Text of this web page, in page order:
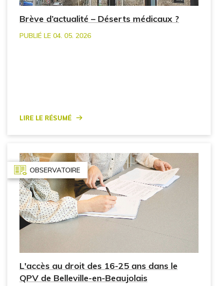
Brève d’actualité – Déserts médicaux ?
PUBLIÉ LE 04. 05. 2026
Lire le résumé
OBSERVATOIRE
L'accès au droit des 16-25 ans dans le
QPV de Belleville-en-Beaujolais